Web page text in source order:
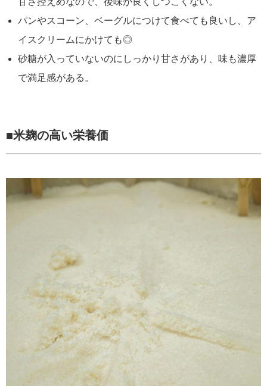
パンやスコーン、ベーグルにつけて食べても良いし、ア
イスクリームにかけても◎
砂糖が入っていないのにしっかり甘さがあり、味も濃厚
で満足感がある。
■米麹の高い栄養価